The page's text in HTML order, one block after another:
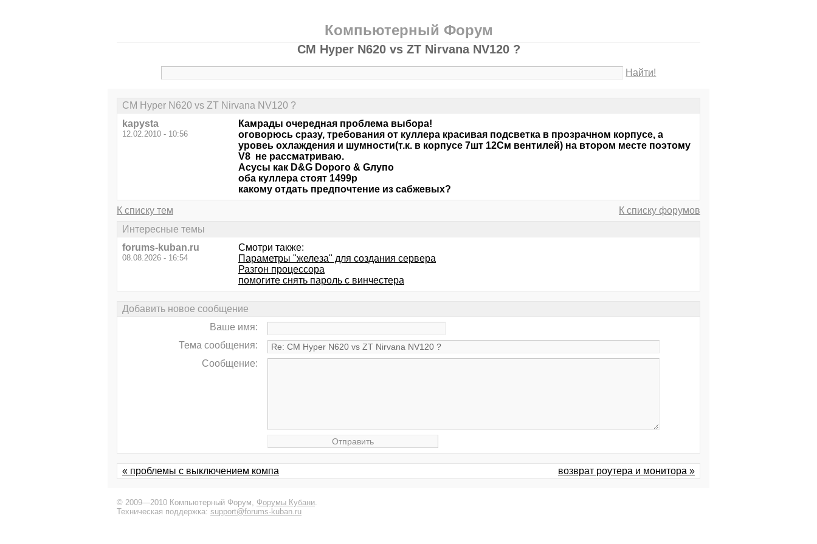
Компьютерный Форум
CM Hyper N620 vs ZT Nirvana NV120 ?
Найти!
CM Hyper N620 vs ZT Nirvana NV120 ?
kapysta
12.02.2010 - 10:56
Камрады очередная проблема выбора!
оговорюсь сразу, требования от куллера красивая подсветка в прозрачном корпусе, а
уровеь охлаждения и шумности(т.к. в корпусе 7шт 12См вентилей) на втором месте поэтому
V8 не рассматриваю.
Асусы как D&G Dорого & Gлупо
оба куллера стоят 1499р
какому отдать предпочтение из сабжевых?
К списку тем
К списку форумов
Интересные темы
forums-kuban.ru
08.08.2026 - 16:54
Смотри также:
Параметры "железа" для создания сервера
Разгон процессора
помогите снять пароль с винчестера
Добавить новое сообщение
Ваше имя:
Тема сообщения:
Сообщение:
« проблемы с выключением компа возврат роутера и монитора »
© 2009—2010 Компьютерный Форум, Форумы Кубани.
Техническая поддержка: support@forums-kuban.ru